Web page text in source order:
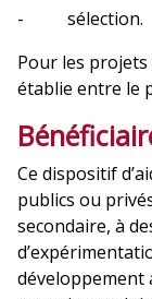
- sélection.
Pour les
établie entre le
Ce dispositif
publics ou
secondaire, à
développement